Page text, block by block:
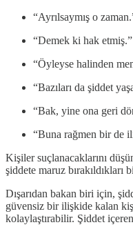
“Ayrılsaymış o
“Demek ki hak etmiş.”
“Öyleyse halinden
“Bazıları da şiddet
“Bak, yine ona geri
“Buna rağmen bir de
Kişiler suçlanacaklarını
şiddete maruz
Dışarıdan bakan biri için,
güvensiz bir ilişkide kalan
kolaylaştırabilir. Şiddet